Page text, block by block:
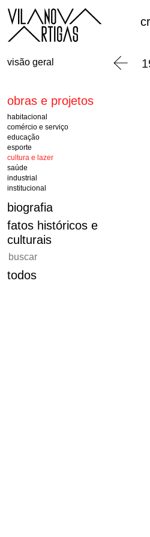
visão geral
obras e projetos
habitacional
comércio e serviço
educação
esporte
cultura e lazer
saúde
industrial
institucional
biografia
fatos históricos e
culturais
todos